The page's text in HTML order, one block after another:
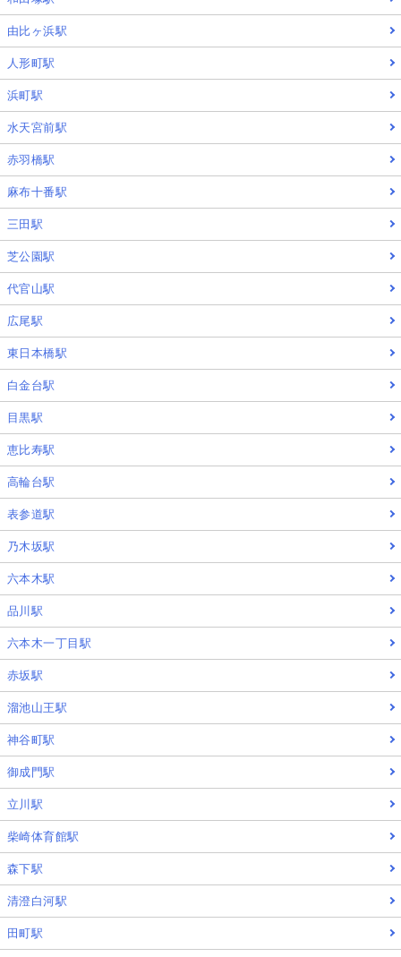
由比ヶ浜駅
人形町駅
浜町駅
水天宮前駅
赤羽橋駅
麻布十番駅
三田駅
芝公園駅
代官山駅
広尾駅
東日本橋駅
白金台駅
目黒駅
恵比寿駅
高輪台駅
表参道駅
乃木坂駅
六本木駅
品川駅
六本木一丁目駅
赤坂駅
溜池山王駅
神谷町駅
御成門駅
立川駅
柴崎体育館駅
森下駅
清澄白河駅
田町駅